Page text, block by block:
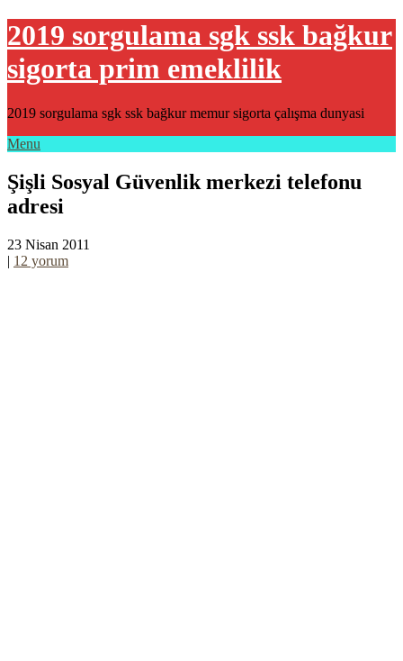
2019 sorgulama sgk ssk bağkur
sigorta prim emeklilik
2019 sorgulama sgk ssk bağkur memur sigorta çalışma dunyasi
Menu
Şişli Sosyal Güvenlik merkezi telefonu
adresi
23 Nisan 2011
| 12 yorum